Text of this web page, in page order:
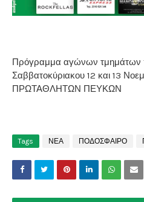
Πρόγραμμα αγώνων τμημάτων
Σαββατοκύριακου 12 και 13
ΠΡΩΤΑΘΛΗΤΩΝ ΠΕΥΚΩΝ
Tags ΝΕΑ ΠΟΔΟΣΦΑΙΡΟ